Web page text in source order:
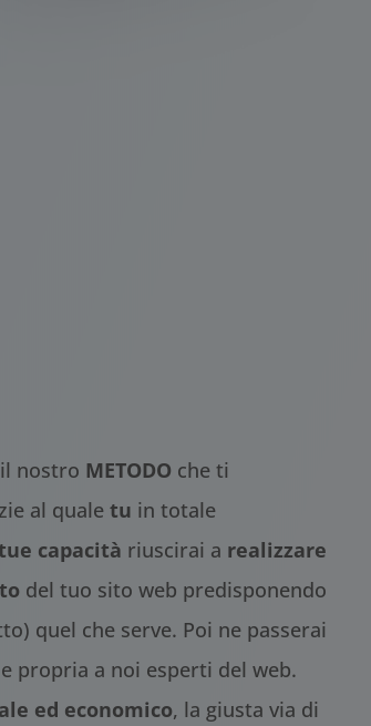
nostro METODO che ti
al qualetu in totale
capacità riuscirai a realizzare
del tuo sito web predisponendo
quel che serve. Poi ne passerai
propria a noi esperti del web.
ed economico, la giusta via di